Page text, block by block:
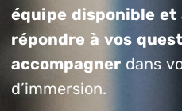
équipe disponible
répondre à vos
accompagner dans
d’immersion.